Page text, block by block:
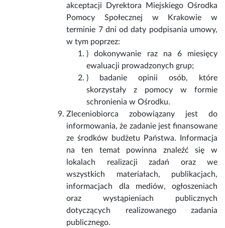
akceptacji Dyrektora Miejskiego Ośrodka
Pomocy Społecznej w Krakowie w
terminie 7 dni od daty podpisania umowy,
w tym poprzez:
) dokonywanie raz na 6 miesięcy
ewaluacji prowadzonych grup;
) badanie opinii osób, które
skorzystały z pomocy w formie
schronienia w Ośrodku.
Zleceniobiorca zobowiązany jest do
informowania, że zadanie jest finansowane
ze środków budżetu Państwa. Informacja
na ten temat powinna znaleźć się w
lokalach realizacji zadań oraz we
wszystkich materiałach, publikacjach,
informacjach dla mediów, ogłoszeniach
oraz wystąpieniach publicznych
dotyczących realizowanego zadania
publicznego.